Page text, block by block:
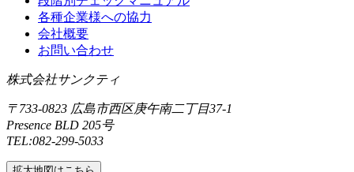
各種企業様への協力
会社概要
お問い合わせ
株式会社サンクティ
〒733-0823 広島市西区庚午南二丁目37‐1
Presence BLD 205号
TEL:082-299-5033